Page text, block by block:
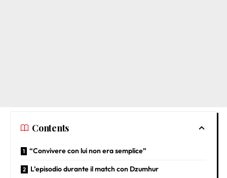
Contents
“Convivere con lui non era semplice”
L’episodio durante il match con Dzumhur